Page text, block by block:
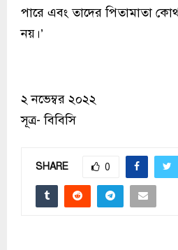
পারে এবং তাদের পিতামাতা
নয়।’
২ নভেম্বর ২০২২
সূত্র- বিবিসি
SHARE 0